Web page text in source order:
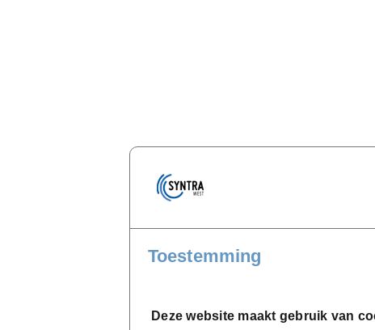
Toestemming
Deze website maakt gebruik van